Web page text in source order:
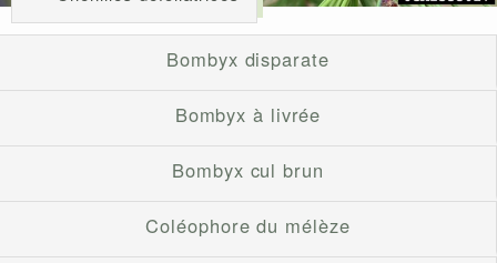
Bombyx disparate
Bombyx à livrée
Bombyx cul brun
Coléophore du mélèze